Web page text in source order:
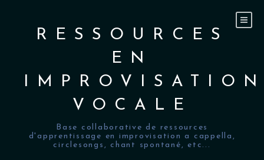
RESSOURCES
EN
VOCALE
Base collaborative de ressources
d'apprentissage en improvisation a cappella,
circlesongs, chant spontané, etc...